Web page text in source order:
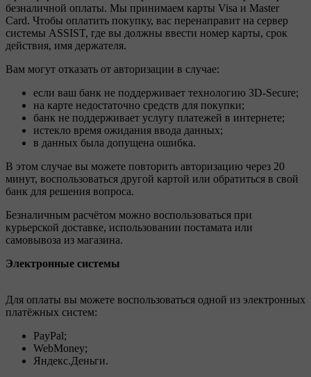
безналичной оплаты. Мы принимаем карты Visa и Master
Card. Чтобы оплатить покупку, вас перенаправит на сервер
системы ASSIST, где вы должны ввести номер карты, срок
действия, имя держателя.
Вам могут отказать от авторизации в случае:
если ваш банк не поддерживает технологию 3D-Secure;
на карте недостаточно средств для покупки;
банк не поддерживает услугу платежей в интернете;
истекло время ожидания ввода данных;
в данных была допущена ошибка.
В этом случае вы можете повторить авторизацию через 20
минут, воспользоваться другой картой или обратиться в свой
банк для решения вопроса.
Безналичным расчётом можно воспользоваться при
курьерской доставке, использовании постамата или
самовывоза из магазина.
Электронные системы
Для оплаты вы можете воспользоваться одной из электронных
платёжных систем:
PayPal;
WebMoney;
Яндекс.Деньги.